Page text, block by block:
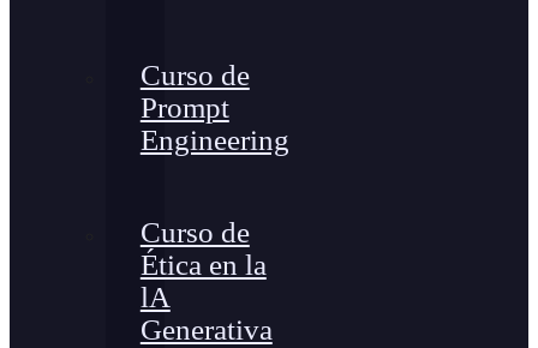
Curso de
Prompt
Engineering
Curso de
Ética en la
lA
Generativa